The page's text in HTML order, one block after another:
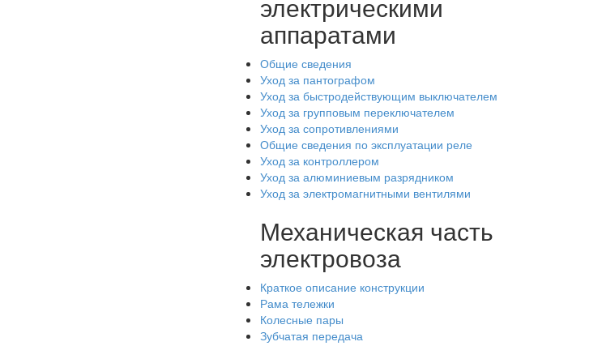
аппаратами
Общие сведения
Уход за пантографом
Уход за быстродействующим выключателем
Уход за групповым переключателем
Уход за сопротивлениями
Общие сведения по эксплуатации реле
Уход за контроллером
Уход за алюминиевым разрядником
Уход за электромагнитными вентилями
Механическая часть
электровоза
Краткое описание конструкции
Рама тележки
Колесные пары
Зубчатая передача